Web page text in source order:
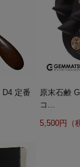
定番
原末石鹸
コ...
5,500円（